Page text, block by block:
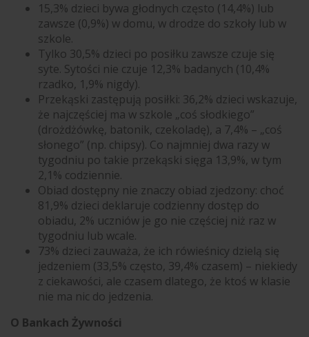
15,3% dzieci bywa głodnych często (14,4%) lub
zawsze (0,9%) w domu, w drodze do szkoły lub w
szkole.
Tylko 30,5% dzieci po posiłku zawsze czuje się
syte. Sytości nie czuje 12,3% badanych (10,4%
rzadko, 1,9% nigdy).
Przekąski zastępują posiłki: 36,2% dzieci wskazuje,
że najczęściej ma w szkole „coś słodkiego”
(drożdżówkę, batonik, czekoladę), a 7,4% – „coś
słonego” (np. chipsy). Co najmniej dwa razy w
tygodniu po takie przekąski sięga 13,9%, w tym
2,1% codziennie.
Obiad dostępny nie znaczy obiad zjedzony: choć
81,9% dzieci deklaruje codzienny dostęp do
obiadu, 2% uczniów je go nie częściej niż raz w
tygodniu lub wcale.
73% dzieci zauważa, że ich rówieśnicy dzielą się
jedzeniem (33,5% często, 39,4% czasem) – niekiedy
z ciekawości, ale czasem dlatego, że ktoś w klasie
nie ma nic do jedzenia.
O Bankach Żywności